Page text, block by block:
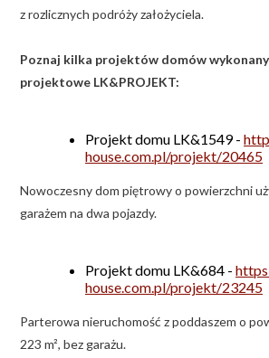
z rozlicznych podróży założyciela.
Poznaj kilka projektów domów
projektowe LK&PROJEKT:
Projekt domu LK&1549 -
house.com.pl/projekt/20465
Nowoczesny dom piętrowy o powierzchni
garażem na dwa pojazdy.
Projekt domu LK&684 -
house.com.pl/projekt/23245
Parterowa nieruchomość z poddaszem o
223 m², bez garażu.